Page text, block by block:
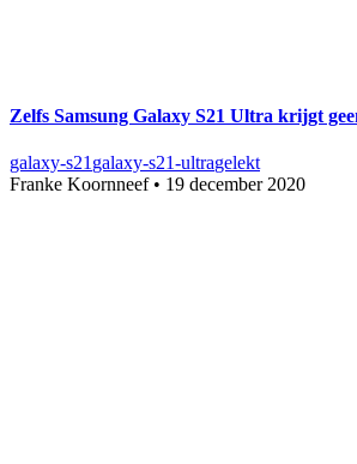
Zelfs Samsung Galaxy S21 Ultra krijgt
galaxy-s21 galaxy-s21-ultragelekt
Franke Koornneef• 19 december 2020